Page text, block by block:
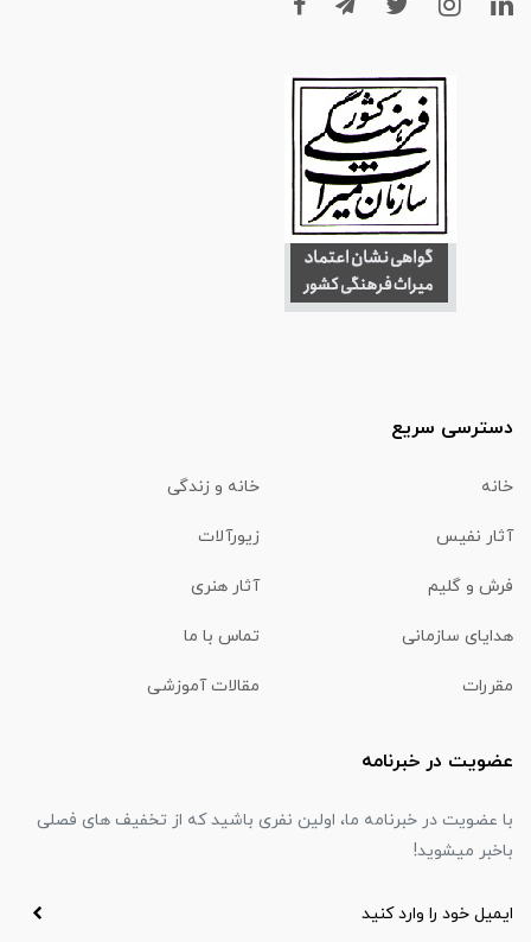
دسترسی سریع
خانه خانه و زندگی
آثار نفیس زیورآلات
فرش و گلیم آثار هنری
هدایای سازمانی تماس با ما
مقررات مقالات آموزشی
عضویت در خبرنامه
با عضویت در خبرنامه ما، اولین نفری باشید که از تخفیف های فصلی
باخبر میشوید!